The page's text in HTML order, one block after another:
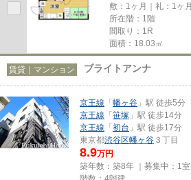
敷：1ヶ月｜礼：1ヶ月
所在階：1階
間取り：1R
面積：18.03㎡
賃貸｜マンション ブライトアンナ
京王線 「幡ヶ谷 」駅 徒歩5分
京王線 「笹塚 」駅 徒歩14分
京王線 「初台 」駅 徒歩17分
東京都渋谷区幡ヶ谷 ３丁目
8.9万円
築年数：築8年 ｜募集中： 1室